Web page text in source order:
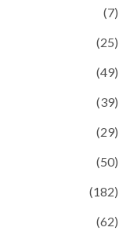
(7)
(25)
(49)
(39)
(29)
(50)
(182)
(62)